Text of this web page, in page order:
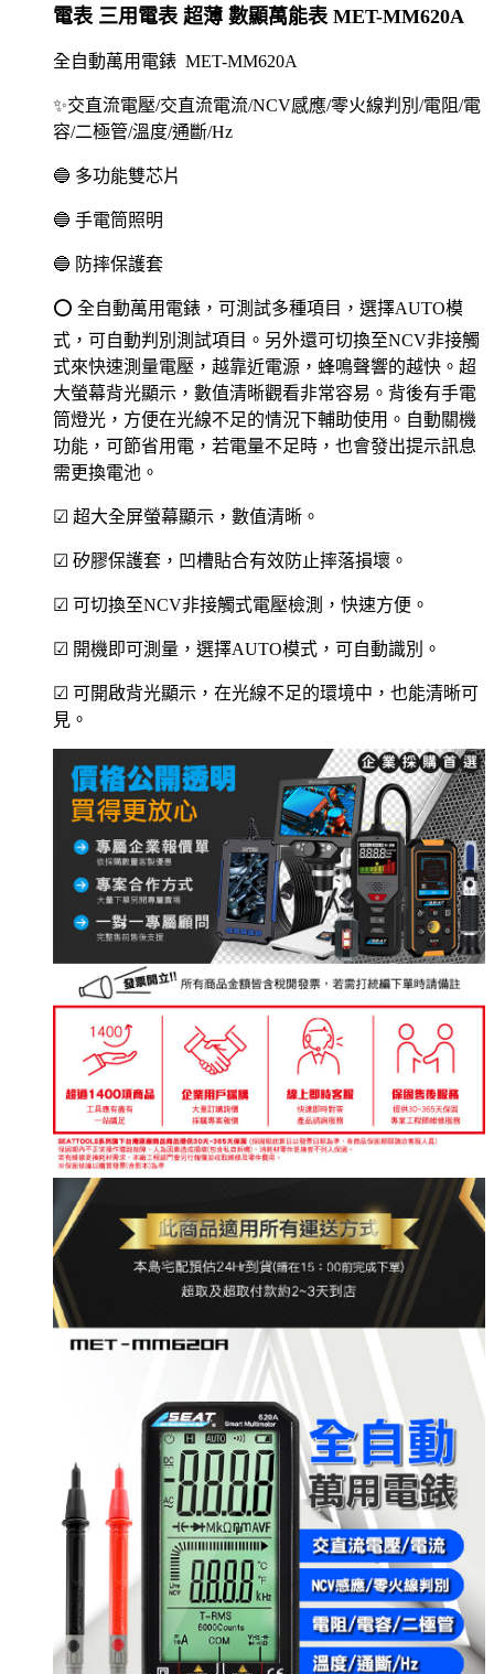
電表 三用電表 超薄 數顯萬能表 MET-MM620A
全自動萬用電錶 MET-MM620A
✨交直流電壓/交直流電流/NCV感應/零火線判別/電阻/電
容/二極管/溫度/通斷/Hz
🔵 多功能雙芯片
🔵 手電筒照明
🔵 防摔保護套
⭕️ 全自動萬用電錶，可測試多種項目，選擇AUTO模
式，可自動判別測試項目。另外還可切換至NCV非接觸
式來快速測量電壓，越靠近電源，蜂鳴聲響的越快。超
大螢幕背光顯示，數值清晰觀看非常容易。背後有手電
筒燈光，方便在光線不足的情況下輔助使用。自動關機
功能，可節省用電，若電量不足時，也會發出提示訊息
需更換電池。
☑ 超大全屏螢幕顯示，數值清晰。
☑ 矽膠保護套，凹槽貼合有效防止摔落損壞。
☑ 可切換至NCV非接觸式電壓檢測，快速方便。
☑ 開機即可測量，選擇AUTO模式，可自動識別。
☑ 可開啟背光顯示，在光線不足的環境中，也能清晰可
見。